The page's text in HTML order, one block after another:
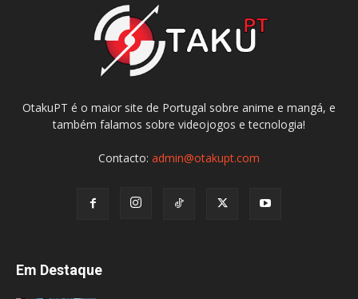
OtakuPT é o maior site de Portugal sobre anime e mangá, e
também falamos sobre videojogos e tecnologia!
Contacto: admin@otakupt.com
Em Destaque